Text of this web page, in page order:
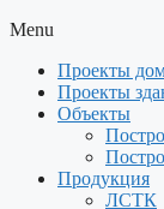
Menu
Проекты
Проекты
Объекты
Продукция
ЛСТК